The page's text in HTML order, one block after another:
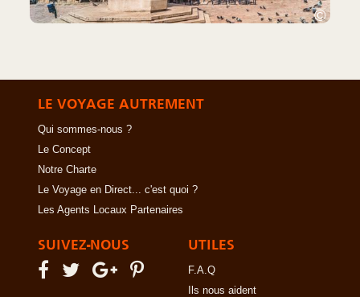
©
LE VOYAGE AUTREMENT
Qui sommes-nous ?
Le Concept
Notre Charte
Le Voyage en Direct... c'est quoi ?
Les Agents Locaux Partenaires
SUIVEZ-NOUS UTILES
F.A.Q
Ils nous aident